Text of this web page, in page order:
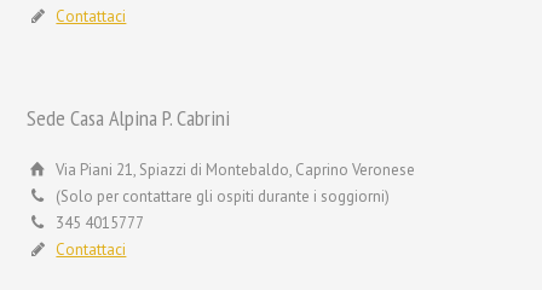
Contattaci
Sede Casa Alpina P. Cabrini
Via Piani 21, Spiazzi di Montebaldo, Caprino Veronese
(Solo per contattare gli ospiti durante i soggiorni)
345 4015777
Contattaci